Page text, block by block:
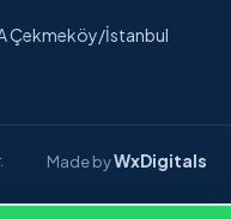
Çekmeköy/İstanbul
Made byWxDigitals